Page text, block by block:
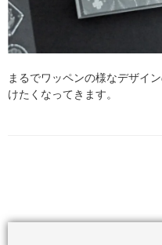
まるでワッペンの様なデザイ
けたくなってきます。